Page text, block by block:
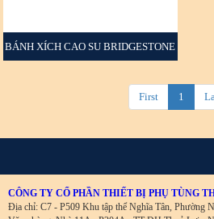
BÁNH XÍCH CAO SU BRIDGESTONE
First
1
CÔNG TY CỔ PHẦN THIẾT BỊ PHỤ TÙNG
Địa chỉ: C7 - P509 Khu tập thể Nghĩa Tân, Phường